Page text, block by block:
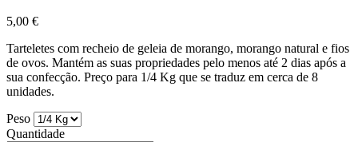
5,00 €
Tarteletes com recheio de geleia de morango, morango natural e fios
de ovos. Mantém as suas propriedades pelo menos até 2 dias após a
sua confecção. Preço para 1/4 Kg que se traduz em cerca de 8
unidades.
Peso
Quantidade